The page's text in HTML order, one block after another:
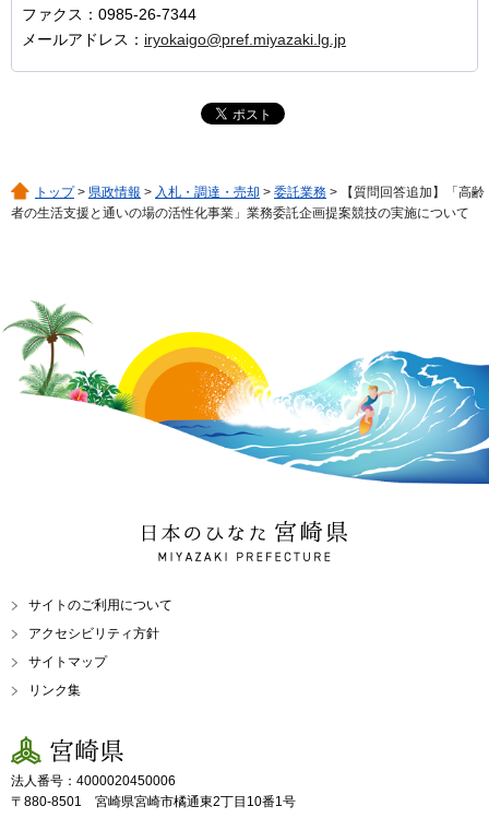
ファクス：0985-26-7344
メールアドレス： iryokaigo@pref.miyazaki.lg.jp
トップ> 県政情報 > 入札・調達・売却 > 委託業務 > 【質問回答追加】「高齢
者の生活支援と通いの場の活性化事業」業務委託企画提案競技の実施について
日本のひなた 宮崎県
MIYAZAKI PREFECTURE
サイトのご利用について
アクセシビリティ方針
サイトマップ
リンク集
宮崎県
法人番号：4000020450006
〒880-8501 宮崎県宮崎市橘通東2丁目10番1号